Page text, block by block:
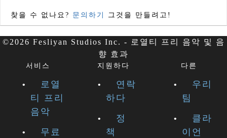
찾을 수 없나요? 문의하기 그것을 만들려고!
©2026 Fesliyan Studios Inc. - 로열티 프리 음악 및 음
향 효과
서비스
로열
티 프리
음악
무료
지원하다
연락
하다
정
책
다른
우리
팀
클라
이언